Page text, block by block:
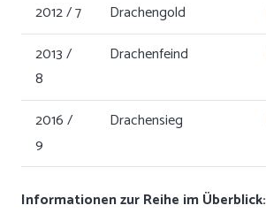
2012 / 7 Drachengold
2013 /
8
Drachenfeind
2016 /
9
Drachensieg
Informationen zur Reihe im Überblick: